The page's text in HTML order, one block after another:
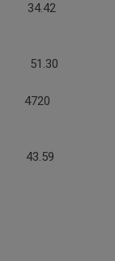
34.42
51.30
4720
43.59